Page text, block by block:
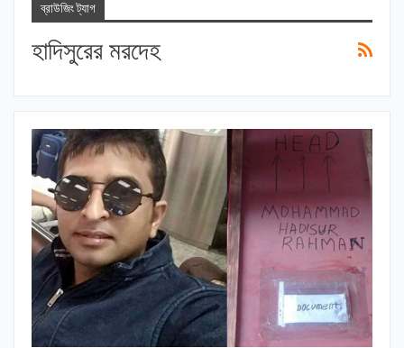
ব্রাউজিং ট্যাগ
হাদিসুরের মরদেহ